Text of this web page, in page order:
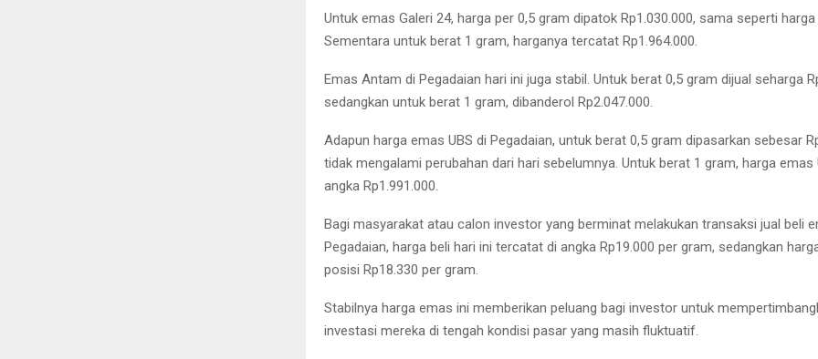
Untuk emas Galeri 24, harga per 0,5 gram dipatok Rp1.030.000, sama seperti harga
Sementara untuk berat 1 gram, harganya tercatat Rp1.964.000.
Emas Antam di Pegadaian hari ini juga stabil. Untuk berat 0,5 gram dijual seharga
sedangkan untuk berat 1 gram, dibanderol Rp2.047.000.
Adapun harga emas UBS di Pegadaian, untuk berat 0,5 gram dipasarkan sebesar
tidak mengalami perubahan dari hari sebelumnya. Untuk berat 1 gram, harga emas
angka Rp1.991.000.
Bagi masyarakat atau calon investor yang berminat melakukan transaksi jual beli
Pegadaian, harga beli hari ini tercatat di angka Rp19.000 per gram, sedangkan
posisi Rp18.330 per gram.
Stabilnya harga emas ini memberikan peluang bagi investor untuk
investasi mereka di tengah kondisi pasar yang masih fluktuatif.